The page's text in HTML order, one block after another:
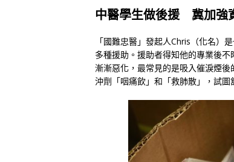
中醫學生做後援 冀加強
「國難忠醫」發起人Chris（化名）
多種援助。援助者得知他的專業後
漸漸惡化，最常見的是吸入催淚煙
沖劑「咽痛飲」和「救肺散」，試圖